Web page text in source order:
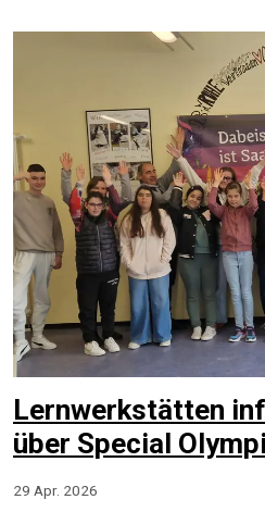
Lernwerkstätten
über Special
29 Apr. 2026